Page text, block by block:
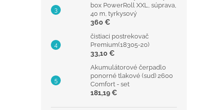
box PowerRoll XXL, súprava,
40 m, tyrkysový
360 €
čistiaci postrekovač
Premium(18305-20)
33,10 €
Akumulátorové čerpadlo
ponorné tlakové (sud) 2600
Comfort - set
181,19 €